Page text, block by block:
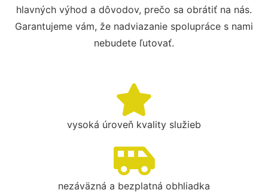
hlavných výhod a dôvodov, prečo sa obrátiť na nás.
Garantujeme vám, že nadviazanie spolupráce s nami
nebudete ľutovať.
vysoká úroveň kvality služieb
nezáväzná a bezplatná obhliadka